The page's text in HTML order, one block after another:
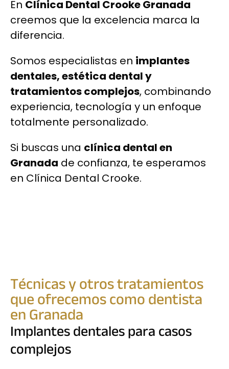
En Clínica Dental Crooke Granada
creemos que la excelencia marca la
diferencia.
Somos especialistas en implantes
dentales, estética dental y
tratamientos complejos, combinando
experiencia, tecnología y un enfoque
totalmente personalizado.
Si buscas una clínica dental en
Granada de confianza, te esperamos
en Clínica Dental Crooke.
Técnicas y otros tratamientos
que ofrecemos como dentista
en Granada
Implantes dentales para casos
complejos